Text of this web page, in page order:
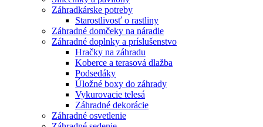
Záhradkárske potreby
Starostlivosť o rastliny
Záhradné domčeky na náradie
Záhradné doplnky a príslušenstvo
Hračky na záhradu
Koberce a terasová dlažba
Podsedáky
Úložné boxy do záhrady
Vykurovacie telesá
Záhradné dekorácie
Záhradné osvetlenie